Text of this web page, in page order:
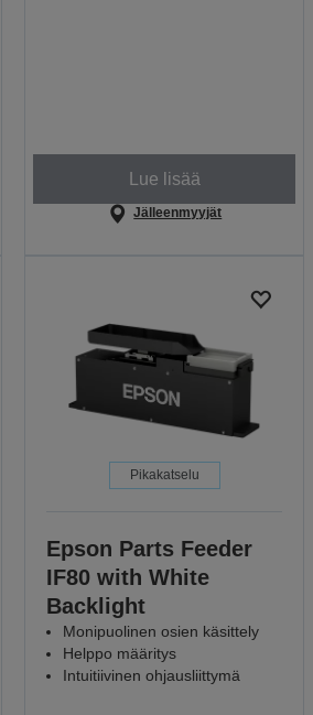
Lue lisää
Jälleenmyyjät
Pikakatselu
Epson Parts Feeder
IF80 with White
Backlight
Monipuolinen osien käsittely
Helppo määritys
Intuitiivinen ohjausliittymä